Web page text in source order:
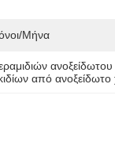
μήνα
από